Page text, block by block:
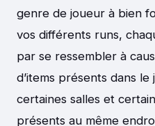
genre de joueur à bien
vos différents runs,
par se ressembler à
d’items présents dans
certaines salles et
présents au même